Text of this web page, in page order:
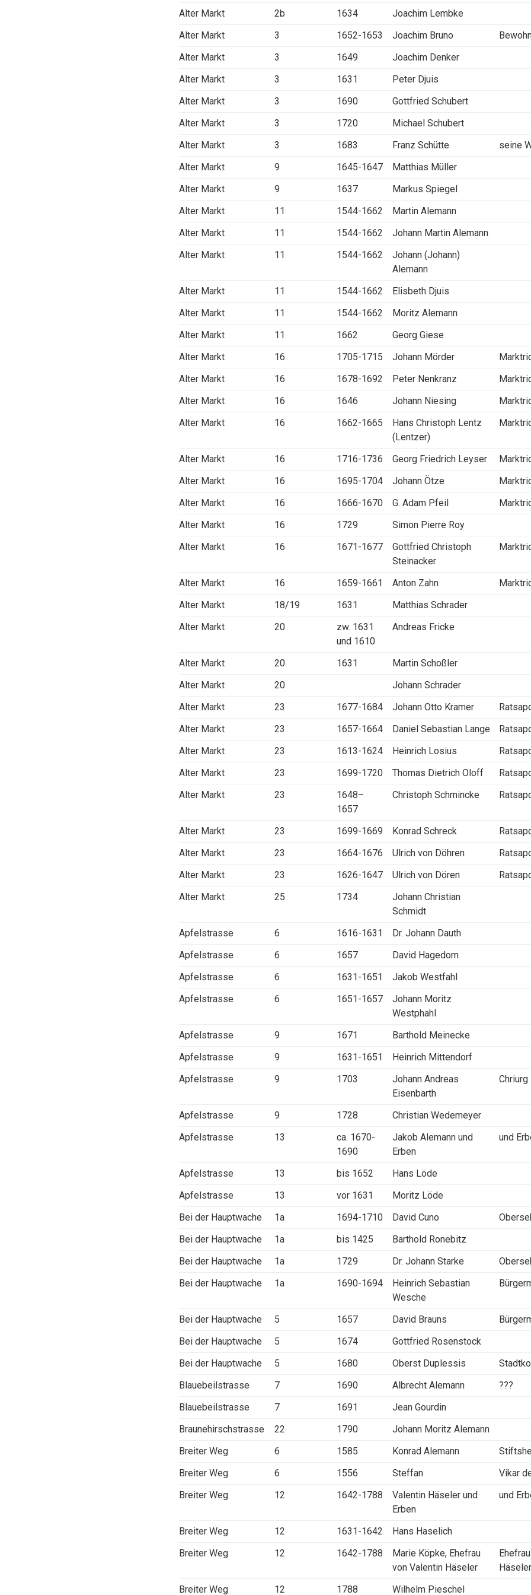
Alter Markt 2b 1634
Joachim Lembke
Alter Markt
3 1652-1653 Joachim Bruno
Alter Markt
3 1649
Joachim Denker
Alter Markt
3 1631
Peter Djuis
Alter Markt
3 1690
Gottfried Schubert
Alter Markt
3 1720
Michael Schubert
Alter Markt
3 1683 Franz Schütte
seine
Alter Markt
9 1645-1647
Matthias Müller
Alter Markt
9 1637
Markus Spiegel
Alter Markt
11 1544-1662
Martin Alemann
Alter Markt
11 1544-1662
Johann Martin Alemann
Alter Markt
11 1544-1662
Johann (Johann)
Alemann
Alter Markt
11 1544-1662
Elisbeth Djuis
Alter Markt
11 1544-1662
Moritz Alemann
Alter Markt
11 1662
Georg Giese
Alter Markt
16 1705-1715 Johann Mörder
Alter Markt
16 1678-1692 Peter Nenkranz
Alter Markt
16 1646 Johann Niesing
Alter Markt
16 1662-1665
Hans Christoph Lentz
(Lentzer)
Alter Markt 16 1716-1736 Georg Friedrich Leyser
Alter Markt
16 1695-1704 Johann Ötze
Alter Markt
16 1666-1670 G. Adam Pfeil
Alter Markt
16 1729
Simon Pierre Roy
Alter Markt
16 1671-1677
Gottfried Christoph
Steinacker
Alter Markt 16 1659-1661 Anton Zahn
Alter Markt
18/19 1631
Matthias Schrader
Alter Markt
20
zw. 1631
und 1610
Andreas Fricke
Alter Markt 20 1631
Martin Schoßler
Alter Markt
20
Johann Schrader
Alter Markt
23 1677-1684 Johann Otto Kramer
Alter Markt
23 1657-1664 Daniel Sebastian Lange
Alter Markt
23 1613-1624 Heinrich Losius
Alter Markt
23 1699-1720 Thomas Dietrich Oloff
Alter Markt
23
1648–
1657
Christoph Schmincke
Alter Markt 23 1699-1669 Konrad Schreck
Alter Markt
23 1664-1676 Ulrich von Döhren
Alter Markt
23 1626-1647 Ulrich von Dören
Alter Markt
25 1734
Johann Christian
Schmidt
Apfelstrasse
6 1616-1631
Dr. Johann Dauth
Apfelstrasse
6 1657
David Hagedorn
Apfelstrasse
6 1631-1651
Jakob Westfahl
Apfelstrasse
6 1651-1657
Johann Moritz
Westphahl
Apfelstrasse
9 1671
Barthold Meinecke
Apfelstrasse
9 1631-1651
Heinrich Mittendorf
Apfelstrasse
9 1703
Johann Andreas
Eisenbarth
Chriurg
Apfelstrasse 9 1728
Christian Wedemeyer
Apfelstrasse
13
ca. 1670-
1690
Jakob Alemann und
Erben
und
Apfelstrasse 13 bis 1652
Hans Löde
Apfelstrasse
13 vor 1631
Moritz Löde
Bei der Hauptwache
1a 1694-1710 David Cuno
Bei der Hauptwache
1a bis 1425
Barthold Ronebitz
Bei der Hauptwache
1a 1729 Dr. Johann Starke
Bei der Hauptwache
1a 1690-1694
Heinrich Sebastian
Wesche
Bei der Hauptwache 5 1657 David Brauns
Bei der Hauptwache
5 1674
Gottfried Rosenstock
Bei der Hauptwache
5 1680 Oberst Duplessis
Blauebeilstrasse
7 1690 Albrecht Alemann
???
Blauebeilstrasse
7 1691
Jean Gourdin
Braunehirschstrasse
22 1790
Johann Moritz Alemann
Breiter Weg
6 1585 Konrad Alemann
Breiter Weg
6 1556 Steffan
Vikar
Breiter Weg
12 1642-1788
Valentin Häseler und
Erben
und
Breiter Weg 12 1631-1642
Hans Haselich
Breiter Weg
12 1642-1788
Marie Köpke, Ehefrau
von Valentin Häseler
Häseler
Breiter Weg
12 1788 Wilhelm Pieschel